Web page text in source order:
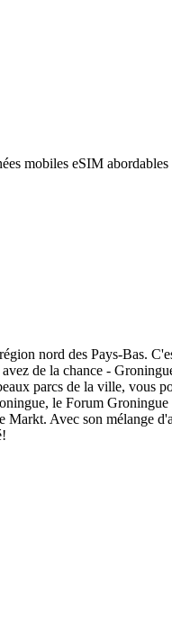
mobiles eSIM
nord des Pays-Bas.
de la chance -
parcs de la ville, vous
le Forum
Avec son mélange